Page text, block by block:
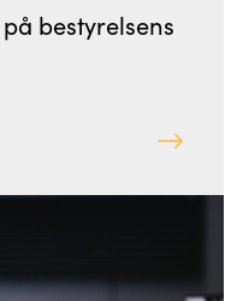
bestyrelsens